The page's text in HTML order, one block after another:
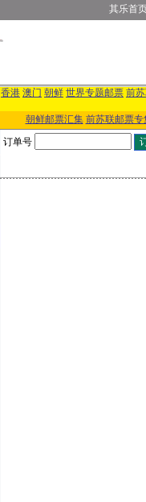
其乐首
香港 澳门 朝鲜 世界专题邮票 前
朝鲜邮票汇集 前苏联邮票专
订单号